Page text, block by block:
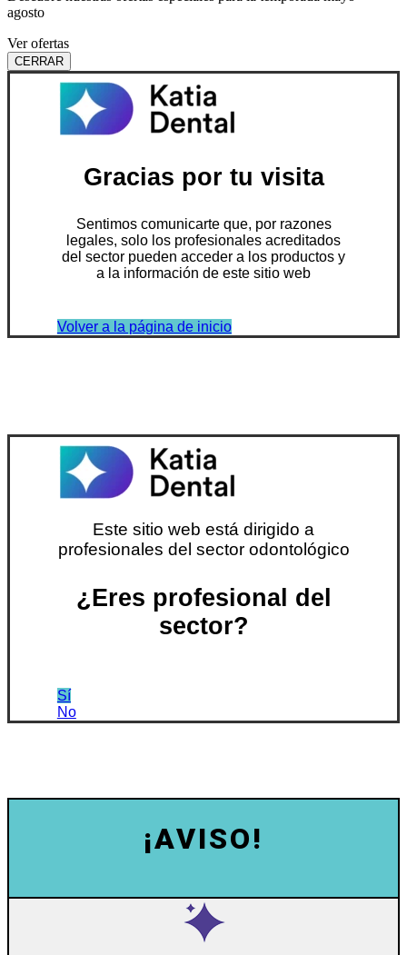
agosto
Ver ofertas
CERRAR
Gracias por tu visita
Sentimos comunicarte que, por razones
legales, solo los profesionales acreditados
del sector pueden acceder a los productos y
a la información de este sitio web
Volver a la página de inicio
Este sitio web está dirigido a
profesionales del sector odontológico
¿Eres profesional del
sector?
Sí
No
¡AVISO!